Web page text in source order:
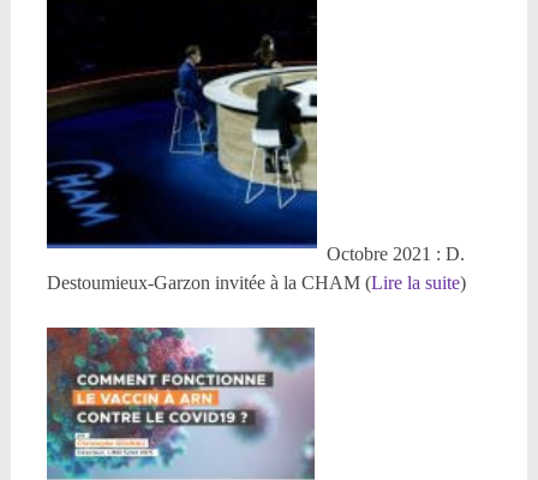
Octobre 2021 : D.
Destoumieux-Garzon invitée à la CHAM (Lire la suite)